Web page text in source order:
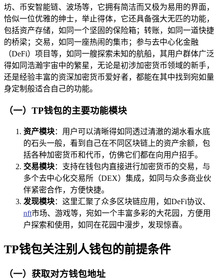
坊、币安智能链、波场等，它拥有简洁而又极为易用的界面，
恰似一位优雅的绅士，举止得体，它还具备强大无匹的功能，
包括资产存储，如同一个坚固的保险箱；转账，如同一道快捷
的桥梁；交易，如同一座热闹的集市；参与去中心化金融
（DeFi）项目等，如同一艘探索未知的航船，其用户群体广泛
得如同浩瀚宇宙中的繁星，无论是初涉加密货币领域的新手，
还是经验丰富的资深加密货币爱好者，都能在其中找到宛如量
身定制般适合自己的功能。
（一）TP钱包的主要功能模块
资产模块：用户可以清晰得如同透过清澈的湖水看水底
的石头一般，看到自己在不同区块链上的资产余额，包
括各种加密货币和代币，仿佛它们都在向用户招手。
交易模块：支持在钱包内直接进行加密货币的交易，与
多个去中心化交易所（DEX）集成，如同与众多商业伙
伴紧密合作，方便快捷。
发现模块：这里汇聚了众多区块链应用，如DeFi协议、
nft市场、游戏等，宛如一个丰富多彩的大花园，方便用
户探索和使用，如同在花园中漫步，发现惊喜。
TP钱包关注别人钱包的前提条件
（一）获取对方钱包地址